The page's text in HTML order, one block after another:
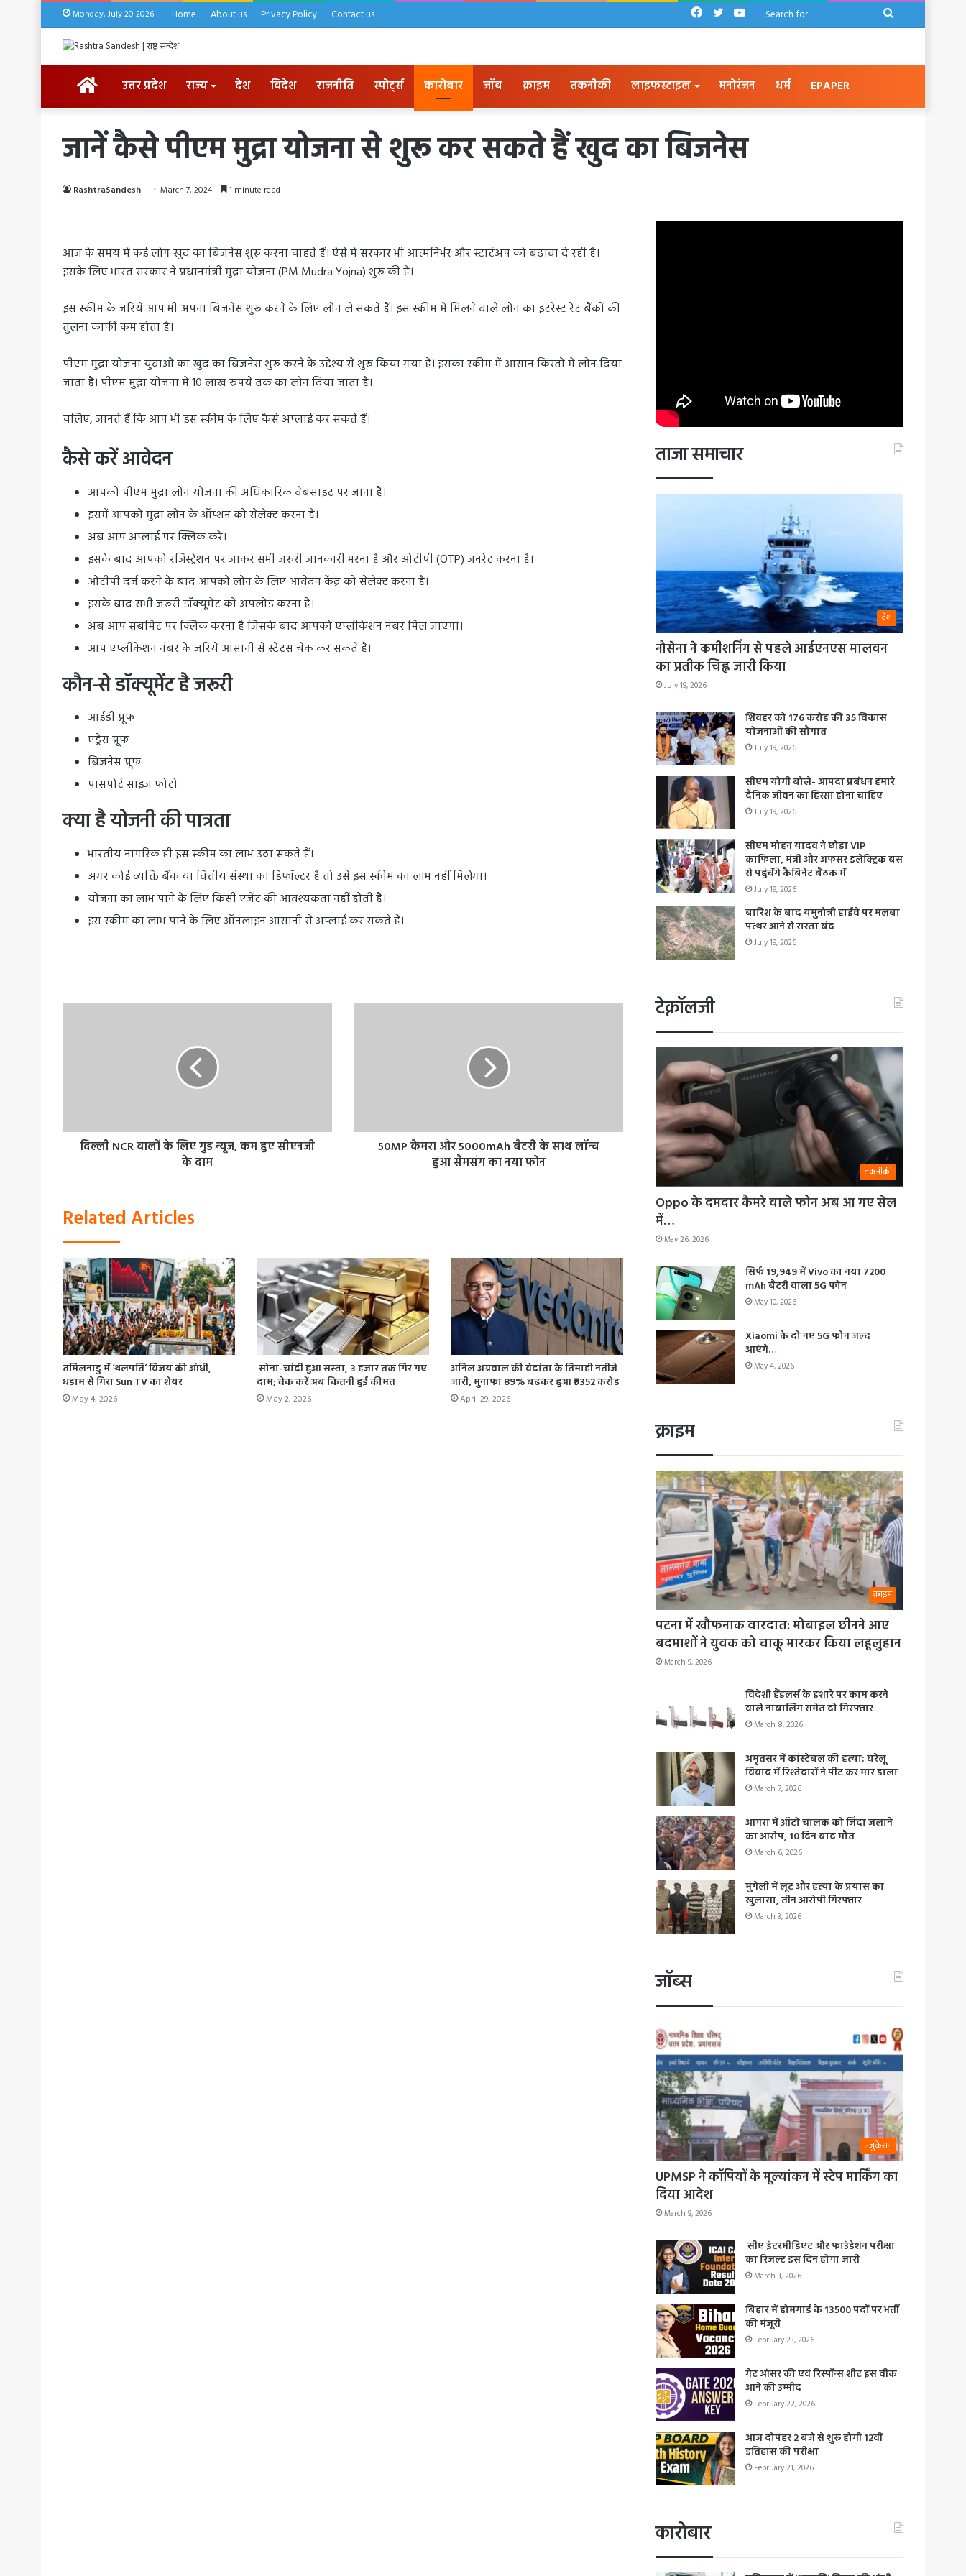
Monday, July 20 2026 Home About us Privacy Policy Contact us
Search
YouTube
Twitter
Facebook
HOMEउत्तर प्रदेश राज्य देश विदेश राजनीति स्पोर्ट्स कारोबार जॉब क्राइम तकनीकी लाइफस्टाइल मनोरंजन धर्म EPAPER
जानें कैसे पीएम मुद्रा योजना से शुरू कर सकते हैं खुद का बिजनेस
RashtraSandesh March 7, 2024 1 minute read
आज के समय में कई लोग खुद का बिजनेस शुरू करना चाहते हैं। ऐसे में सरकार भी आत्मनिर्भर और स्टार्टअप को बढ़ावा दे रही है।
इसके लिए भारत सरकार ने प्रधानमंत्री मुद्रा योजना (PM Mudra Yojna) शुरू की है।
इस स्कीम के जरिये आप भी अपना बिजनेस शुरू करने के लिए लोन ले सकते हैं। इस स्कीम में मिलने वाले लोन का इंटरेस्ट रेट बैंकों की
तुलना काफी कम होता है।
पीएम मुद्रा योजना युवाओं का खुद का बिजनेस शुरू करने के उद्देश्य से शुरू किया गया है। इसका स्कीम में आसान किस्तों में लोन दिया
जाता है। पीएम मुद्रा योजना में 10 लाख रुपये तक का लोन दिया जाता है।
चलिए, जानते हैं कि आप भी इस स्कीम के लिए कैसे अप्लाई कर सकते हैं।
कैसे करें आवेदन
आपको पीएम मुद्रा लोन योजना की अधिकारिक वेबसाइट पर जाना है।
इसमें आपको मुद्रा लोन के ऑप्शन को सेलेक्ट करना है।
अब आप अप्लाई पर क्लिक करें।
इसके बाद आपको रजिस्ट्रेशन पर जाकर सभी जरूरी जानकारी भरना है और ओटीपी (OTP) जनरेट करना है।
ओटीपी दर्ज करने के बाद आपको लोन के लिए आवेदन केंद्र को सेलेक्ट करना है।
इसके बाद सभी जरूरी डॉक्यूमेंट को अपलोड करना है।
अब आप सबमिट पर क्लिक करना है जिसके बाद आपको एप्लीकेशन नंबर मिल जाएगा।
आप एप्लीकेशन नंबर के जरिये आसानी से स्टेटस चेक कर सकते हैं।
कौन-से डॉक्यूमेंट है जरूरी
आईडी प्रूफ
एड्रेस प्रूफ
बिजनेस प्रूफ
पासपोर्ट साइज फोटो
क्या है योजनी की पात्रता
भारतीय नागरिक ही इस स्कीम का लाभ उठा सकते हैं।
अगर कोई व्यक्ति बैंक या वित्तीय संस्था का डिफॉल्टर है तो उसे इस स्कीम का लाभ नहीं मिलेगा।
योजना का लाभ पाने के लिए किसी एजेंट की आवश्यकता नहीं होती है।
इस स्कीम का लाभ पाने के लिए ऑनलाइन आसानी से अप्लाई कर सकते हैं।
दिल्ली NCR वालों के लिए गुड न्यूज, कम हुए सीएनजी
के दाम
50MP कैमरा और 5000mAh बैटरी के साथ लॉन्च
हुआ सैमसंग का नया फोन
Related Articles
तमिलनाडु में ‘थलपति’ विजय की आंधी,
धड़ाम से गिरा Sun TV का शेयर
May 4, 2026
सोना-चांदी हुआ सस्ता, 3 हजार तक गिर गए
दाम; चेक करें अब कितनी हुई कीमत
May 2, 2026
अनिल अग्रवाल की वेदांता के तिमाही नतीजे
जारी, मुनाफा 89% बढ़कर हुआ ₹9352 करोड़
April 29, 2026
ताजा समाचार
देश
नौसेना ने कमीशनिंग से पहले आईएनएस मालवन
का प्रतीक चिह्न जारी किया
July 19, 2026
शिवहर को 176 करोड़ की 35 विकास
योजनाओं की सौगात
July 19, 2026
सीएम योगी बोले- आपदा प्रबंधन हमारे
दैनिक जीवन का हिस्सा होना चाहिए
July 19, 2026
सीएम मोहन यादव ने छोड़ा VIP
काफिला, मंत्री और अफसर इलेक्ट्रिक बस
से पहुंचेंगे कैबिनेट बैठक में
July 19, 2026
बारिश के बाद यमुनोत्री हाईवे पर मलबा
पत्थर आने से रास्ता बंद
July 19, 2026
टेक्नॉलजी
तकनीकी
Oppo के दमदार कैमरे वाले फोन अब आ गए सेल
में…
May 26, 2026
सिर्फ 19,949 में Vivo का नया 7200
mAh बैटरी वाला 5G फोन
May 10, 2026
Xiaomi के दो नए 5G फोन जल्द
आएंगे…
May 4, 2026
क्राइम
क्राइम
पटना में खौफनाक वारदात: मोबाइल छीनने आए
बदमाशों ने युवक को चाकू मारकर किया लहूलुहान
March 9, 2026
विदेशी हैंडलर्स के इशारे पर काम करने
वाले नाबालिग समेत दो गिरफ्तार
March 8, 2026
अमृतसर में कांस्टेबल की हत्या: घरेलू
विवाद में रिश्तेदारों ने पीट कर मार डाला
March 7, 2026
आगरा में ऑटो चालक को जिंदा जलाने
का आरोप, 10 दिन बाद मौत
March 6, 2026
मुंगेली में लूट और हत्या के प्रयास का
खुलासा, तीन आरोपी गिरफ्तार
March 3, 2026
जॉब्स
एजुकेशन
UPMSP ने कॉपियों के मूल्यांकन में स्टेप मार्किंग का
दिया आदेश
March 9, 2026
सीए इंटरमीडिएट और फाउंडेशन परीक्षा
का रिजल्ट इस दिन होगा जारी
March 3, 2026
बिहार में होमगार्ड के 13500 पदों पर भर्ती
की मंजूरी
February 23, 2026
गेट आंसर की एवं रिस्पॉन्स शीट इस वीक
आने की उम्मीद
February 22, 2026
आज दोपहर 2 बजे से शुरू होगी 12वीं
इतिहास की परीक्षा
February 21, 2026
कारोबार